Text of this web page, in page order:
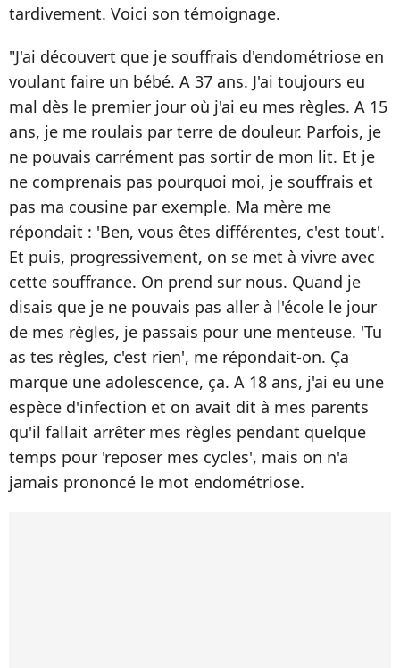
tardivement. Voici son témoignage.
"J'ai découvert que je souffrais d'endométriose en
voulant faire un bébé. A 37 ans. J'ai toujours eu
mal dès le premier jour où j'ai eu mes règles. A 15
ans, je me roulais par terre de douleur. Parfois, je
ne pouvais carrément pas sortir de mon lit. Et je
ne comprenais pas pourquoi moi, je souffrais et
pas ma cousine par exemple. Ma mère me
répondait : 'Ben, vous êtes différentes, c'est tout'.
Et puis, progressivement, on se met à vivre avec
cette souffrance. On prend sur nous. Quand je
disais que je ne pouvais pas aller à l'école le jour
de mes règles, je passais pour une menteuse. 'Tu
as tes règles, c'est rien', me répondait-on. Ça
marque une adolescence, ça. A 18 ans, j'ai eu une
espèce d'infection et on avait dit à mes parents
qu'il fallait arrêter mes règles pendant quelque
temps pour 'reposer mes cycles', mais on n'a
jamais prononcé le mot endométriose.